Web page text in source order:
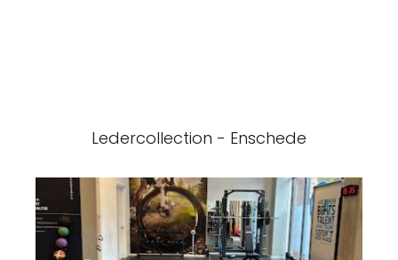
Ledercollection - Enschede